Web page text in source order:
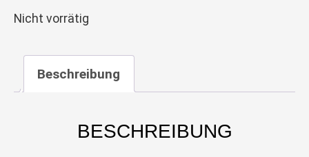
Nicht vorrätig
Beschreibung
BESCHREIBUNG